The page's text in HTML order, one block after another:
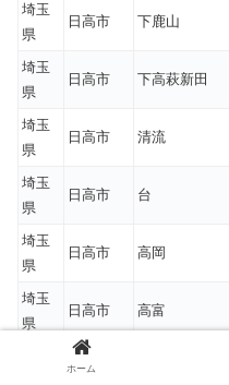
埼玉
県
日高市 下鹿山
埼玉
県
日高市 下高萩新田
埼玉
県
日高市 清流
埼玉
県
日高市 台
埼玉
県
日高市 高岡
埼玉
県
日高市 高富
日高市
ホーム